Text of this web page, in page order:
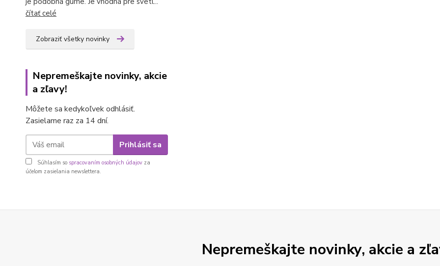
čítať celé
Zobraziť všetky novinky
Nepremeškajte novinky, akcie
a zľavy!
Môžete sa kedykoľvek odhlásiť.
Zasielame raz za 14 dní.
Prihlásiť sa
Súhlasím so spracovaním osobných údajov za
účelom zasielania newslettera.
Nepremeškajte novinky, akcie a